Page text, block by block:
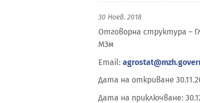
30 Ноев. 2018
Отговорна структура –
МЗм
Email:
Дата на откриване
Дата на приключване: